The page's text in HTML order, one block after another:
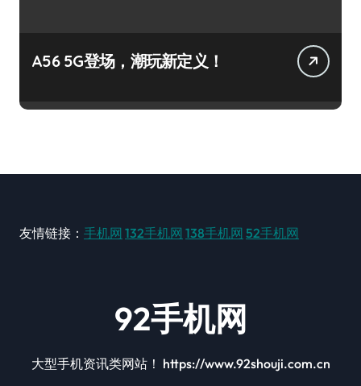
A56 5G登场，潮玩新定义！
友情链接： 手机网 132手机网 138手机网 52手机网
92手机网
大型手机资讯类网站！ https://www.92shouji.com.cn